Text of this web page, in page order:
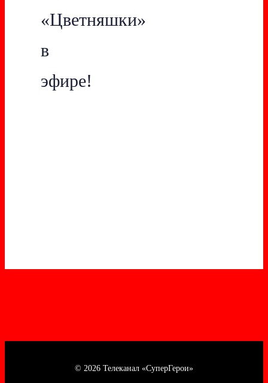
«Цветняшки»
в
эфире!
© 2026 Телеканал «СуперГерои»